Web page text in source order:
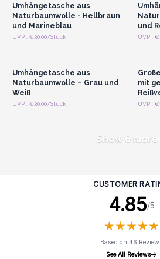
Umhängetasche aus
Naturbaumwolle - Hellbraun
und Marineblau
UVP : €20.00/Stück
und
UVP :
Anmelden oder
Umhängetasche aus
Naturbaumwolle – Grau und
Weiß
UVP : €20.00/Stück
mit
UVP :
Show 6 more
CUSTOMER
4.85/5
★★★★★
★★★★★
Based on 46
See All Reviews